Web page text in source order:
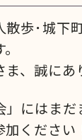
散歩･城下
、誠にあ
」にはま
ください